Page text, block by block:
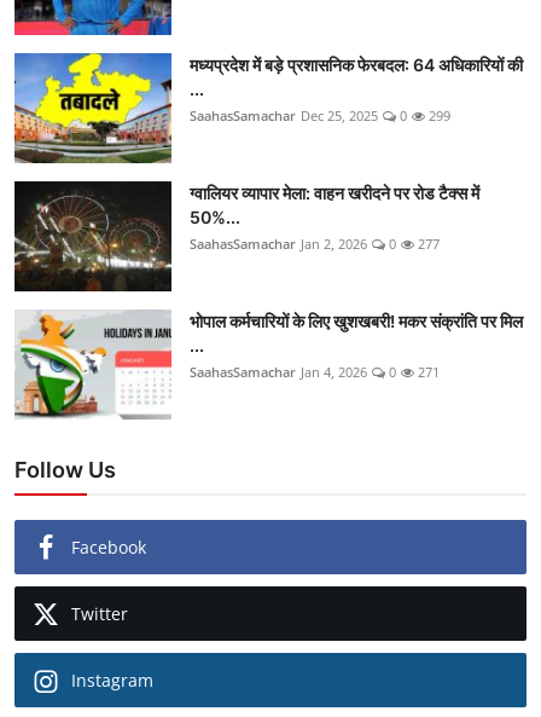
मध्यप्रदेश में बड़े प्रशासनिक फेरबदल: 64 अधिकारियों की
...
SaahasSamachar Dec 25, 2025 0 299
ग्वालियर व्यापार मेला: वाहन खरीदने पर रोड टैक्स में
50%...
SaahasSamachar Jan 2, 2026 0 277
भोपाल कर्मचारियों के लिए खुशखबरी! मकर संक्रांति पर मिल
...
SaahasSamachar Jan 4, 2026 0 271
Follow Us
Facebook
Twitter
Instagram